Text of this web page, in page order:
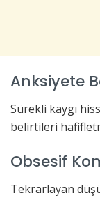
Anksiyete
Sürekli kaygı
belirtileri
Obsesif
Tekrarlayan